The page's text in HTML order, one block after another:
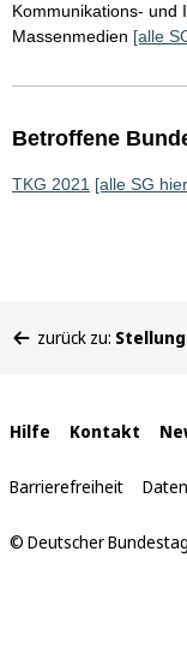
Kommunikations- und
Massenmedien [alle
Betroffene
TKG 2021 [alle SG
befinden
zurück zu:
Interne
Links
Hilfe Kontakt
Barrierefreiheit
© Deutscher Bundestag